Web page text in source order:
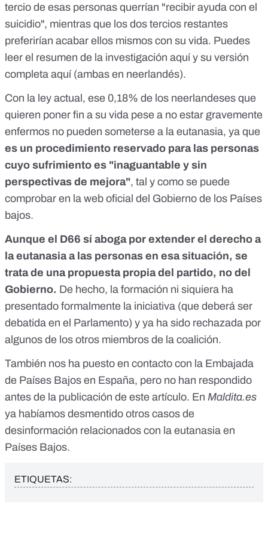
tercio de esas personas querrían "recibir ayuda con el
suicidio", mientras que los dos tercios restantes
preferirían acabar ellos mismos con su vida. Puedes
leer el resumen de la investigación aquíy su versión
completa aquí(ambas en neerlandés).
Con la ley actual, ese 0,18% de los neerlandeses que
quieren poner fin a su vida pese a no estar gravemente
enfermos no pueden someterse a la eutanasia, ya que
es un procedimiento reservado para las personas
cuyo sufrimiento es "inaguantable y sin
perspectivas de mejora", tal y como se puede
comprobar en la web oficial del Gobierno de los Países
bajos.
Aunque el D66 sí aboga por extender el derecho a
la eutanasia a las personas en esa situación, se
trata de una propuesta propia del partido, no del
Gobierno. De hecho, la formación ni siquiera ha
presentado formalmente la iniciativa (que deberá ser
debatida en el Parlamento) y ya ha sido rechazada por
algunos de los otros miembros de la coalición.
También nos ha puesto en contacto con la Embajada
de Países Bajos en España, pero no han respondido
antes de la publicación de este artículo. En Maldita.es
ya habíamos desmentido otros casos de
desinformación relacionados con la eutanasia en
Países Bajos.
ETIQUETAS: